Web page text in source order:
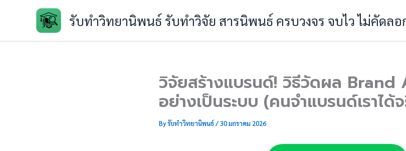
รับทำวิทยานิพนธ์ รับทำวิจัย สารนิพนธ์ ครบวงจร จบไว ไม่คัดลอ
วิจัยสร้างแบรนด์! วิธีวัดผล Brand
อย่างเป็นระบบ (คนจำแบรนด์เราได้
Byรับทำวิทยานิพนธ์/30 มกราคม 2026